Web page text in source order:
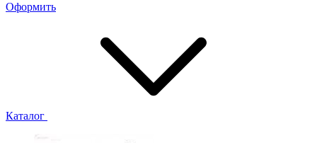
Оформить
Каталог